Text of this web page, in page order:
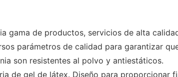
gama de productos, servicios de alta
parámetros de calidad para garantizar
son resistentes al polvo y antiestáticos.
de gel de látex. Diseño para proporcionar